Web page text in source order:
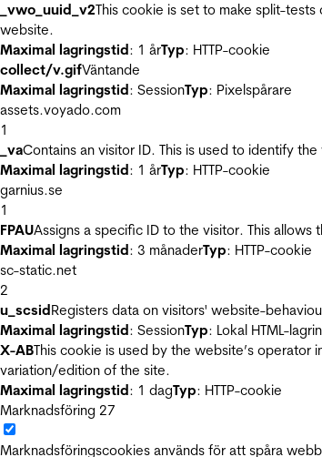
_vwo_uuid_v2This cookie is set to make split-
website.
Maximal lagringstid: 1 årTyp: HTTP-cookie
collect/v.gifVäntande
Maximal lagringstid: SessionTyp: Pixelspårare
assets.voyado.com
1
_vaContains an visitor ID. This is used to identify
Maximal lagringstid: 1 årTyp: HTTP-cookie
garnius.se
1
FPAUAssigns a specific ID to the visitor. This
Maximal lagringstid: 3 månaderTyp: HTTP-cookie
sc-static.net
2
u_scsidRegisters data on visitors' website-
Maximal lagringstid: SessionTyp: Lokal HTML-
X-ABThis cookie is used by the website’s
variation/edition of the site.
Maximal lagringstid: 1 dagTyp: HTTP-cookie
Marknadsföring 27
Marknadsföringscookies används för att spåra